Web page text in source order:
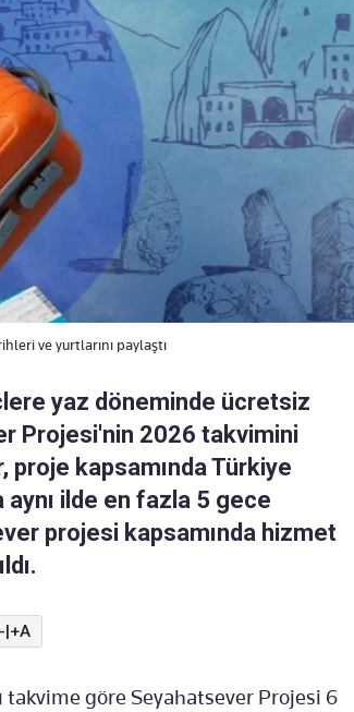
ve yurtlarını paylaştı
yaz döneminde ücretsiz
Projesi'nin 2026 takvimini
proje kapsamında Türkiye
ilde en fazla 5 gece
projesi kapsamında hizmet
|+A
takvime göre Seyahatsever Projesi 6